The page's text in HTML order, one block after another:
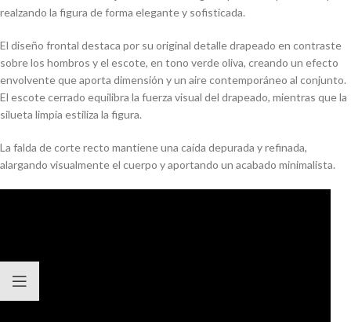
realzando la figura de forma elegante y sofisticada.
El diseño frontal destaca por su original detalle drapeado en contraste
sobre los hombros y el escote, en tono verde oliva, creando un efecto
envolvente que aporta dimensión y un aire contemporáneo al conjunto.
El escote cerrado equilibra la fuerza visual del drapeado, mientras que la
silueta limpia estiliza la figura.
La falda de corte recto mantiene una caída depurada y refinada,
alargando visualmente el cuerpo y aportando un acabado minimalista.